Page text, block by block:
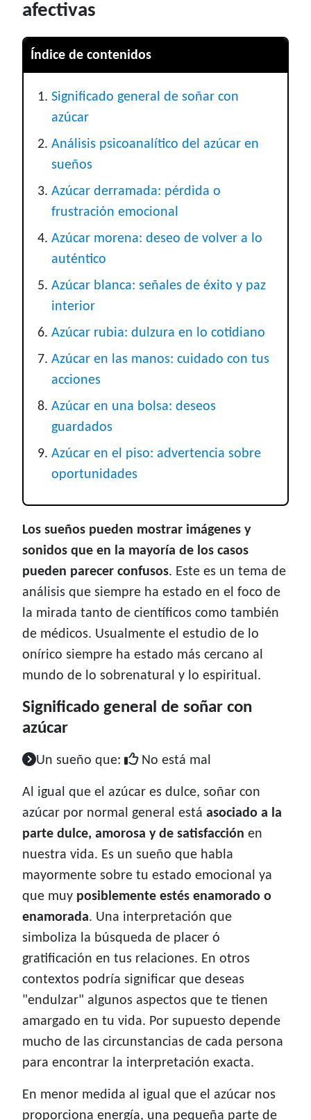
afectivas
Índice de contenidos
Significado general de soñar con
azúcar
Análisis psicoanalítico del azúcar en
sueños
Azúcar derramada: pérdida o
frustración emocional
Azúcar morena: deseo de volver a lo
auténtico
Azúcar blanca: señales de éxito y paz
interior
Azúcar rubia: dulzura en lo cotidiano
Azúcar en las manos: cuidado con tus
acciones
Azúcar en una bolsa: deseos
guardados
Azúcar en el piso: advertencia sobre
oportunidades
Los sueños pueden mostrar imágenes y
sonidos que en la mayoría de los casos
pueden parecer confusos. Este es un tema de
análisis que siempre ha estado en el foco de
la mirada tanto de científicos como también
de médicos. Usualmente el estudio de lo
onírico siempre ha estado más cercano al
mundo de lo sobrenatural y lo espiritual.
Significado general de soñar con
azúcar
Un sueño que: No está mal
Al igual que el azúcar es dulce, soñar con
azúcar por normal general está asociado a la
parte dulce, amorosa y de satisfacción en
nuestra vida. Es un sueño que habla
mayormente sobre tu estado emocional ya
que muy posiblemente estés enamorado o
enamorada. Una interpretación que
simboliza la búsqueda de placer ó
gratificación en tus relaciones. En otros
contextos podría significar que deseas
"endulzar" algunos aspectos que te tienen
amargado en tu vida. Por supuesto depende
mucho de las circunstancias de cada persona
para encontrar la interpretación exacta.
En menor medida al igual que el azúcar nos
proporciona energía, una pequeña parte de